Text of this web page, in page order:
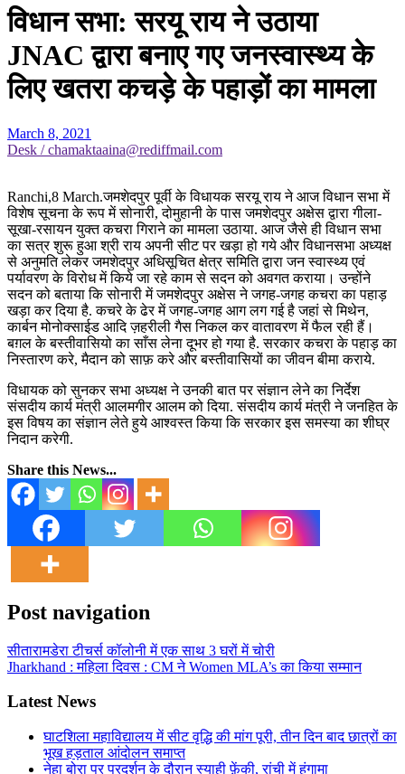
विधान सभा: सरयू राय ने उठाया
JNAC द्वारा बनाए गए जनस्वास्थ्य के
लिए खतरा कचड़े के पहाड़ों का मामला
March 8, 2021
Desk / chamaktaaina@rediffmail.com
Ranchi,8 March.जमशेदपुर पूर्वी के विधायक सरयू राय ने आज विधान सभा में
विशेष सूचना के रूप में सोनारी, दोमुहानी के पास जमशेदपुर अक्षेस द्वारा गीला-
सूखा-रसायन युक्त कचरा गिराने का मामला उठाया. आज जैसे ही विधान सभा
का सत्र शुरू हुआ श्री राय अपनी सीट पर खड़ा हो गये और विधानसभा अध्यक्ष
से अनुमति लेकर जमशेदपुर अधिसूचित क्षेत्र समिति द्वारा जन स्वास्थ्य एवं
पर्यावरण के विरोध में किये जा रहे काम से सदन को अवगत कराया। उन्होंने
सदन को बताया कि सोनारी में जमशेदपुर अक्षेस ने जगह-जगह कचरा का पहाड़
खड़ा कर दिया है. कचरे के ढेर में जगह-जगह आग लग गई है जहां से मिथेन,
कार्बन मोनोक्साईड आदि ज़हरीली गैस निकल कर वातावरण में फैल रही हैं।
बग़ल के बस्तीवासियो का साँस लेना दूभर हो गया है. सरकार कचरा के पहाड़ का
निस्तारण करे, मैदान को साफ़ करे और बस्तीवासियों का जीवन बीमा कराये.
विधायक को सुनकर सभा अध्यक्ष ने उनकी बात पर संज्ञान लेने का निर्देश
संसदीय कार्य मंत्री आलमगीर आलम को दिया. संसदीय कार्य मंत्री ने जनहित के
इस विषय का संज्ञान लेते हुये आश्वस्त किया कि सरकार इस समस्या का शीघ्र
निदान करेगी.
Share this News...
Post navigation
सीतारामडेरा टीचर्स कॉलोनी में एक साथ 3 घरों में चोरी
Jharkhand : महिला दिवस : CM ने Women MLA’s का किया सम्मान
Latest News
घाटशिला महाविद्यालय में सीट वृद्धि की मांग पूरी, तीन दिन बाद छात्रों का
भूख हड़ताल आंदोलन समाप्त
नेहा बोरा पर प्रदर्शन के दौरान स्याही फ़ेंकी, रांची में हंगामा